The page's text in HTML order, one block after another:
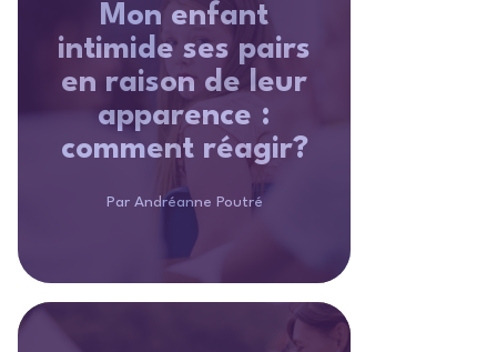
Mon enfant
intimide ses pairs
en raison de leur
apparence :
comment réagir?
Par Andréanne Poutré